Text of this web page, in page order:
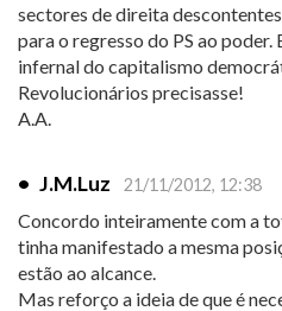
sectores de direita
para o regresso do PS ao poder.
infernal do capitalismo
Revolucionários precisasse!
A.A.
• J.M.Luz 21/11/2012, 12:38
Concordo inteiramente com a
tinha manifestado a mesma
estão ao alcance.
Mas reforço a ideia de que é